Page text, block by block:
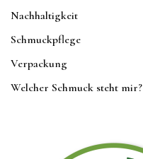
Nachhaltigkeit
Schmuckpflege
Verpackung
Welcher Schmuck steht mir?